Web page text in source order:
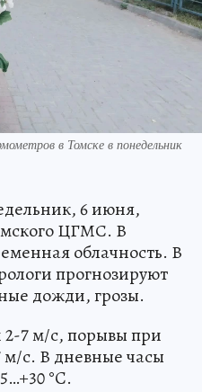
в Томске в понедельник
6 июня,
ЦГМС. В
облачность. В
прогнозируют
дожди, грозы.
2-7 м/с, порывы при
м/с. В дневные часы
°C.